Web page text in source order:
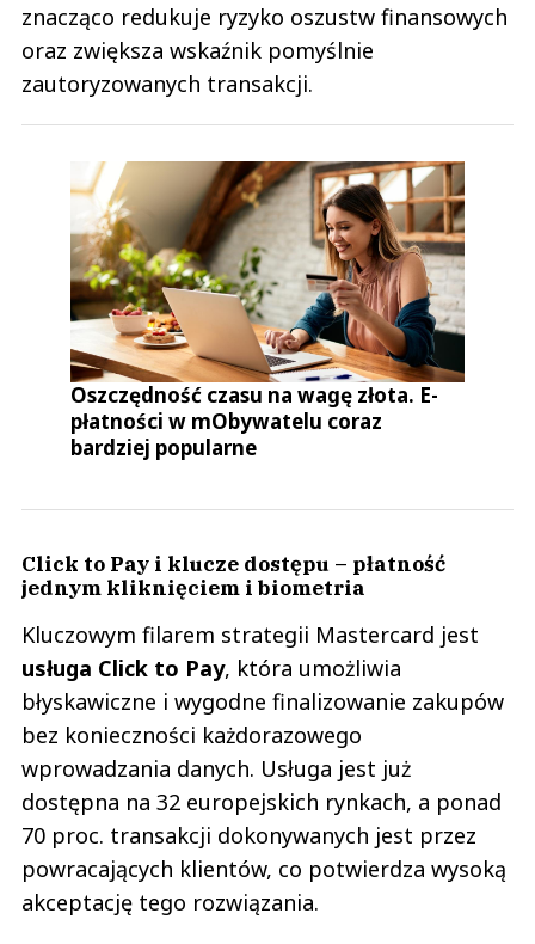
znacząco redukuje ryzyko oszustw finansowych
oraz zwiększa wskaźnik pomyślnie
zautoryzowanych transakcji.
Oszczędność czasu na wagę złota. E-
płatności w mObywatelu coraz
bardziej popularne
Click to Pay i klucze dostępu – płatność
jednym kliknięciem i biometria
Kluczowym filarem strategii Mastercard jest
usługa Click to Pay, która umożliwia
błyskawiczne i wygodne finalizowanie zakupów
bez konieczności każdorazowego
wprowadzania danych. Usługa jest już
dostępna na 32 europejskich rynkach, a ponad
70 proc. transakcji dokonywanych jest przez
powracających klientów, co potwierdza wysoką
akceptację tego rozwiązania.